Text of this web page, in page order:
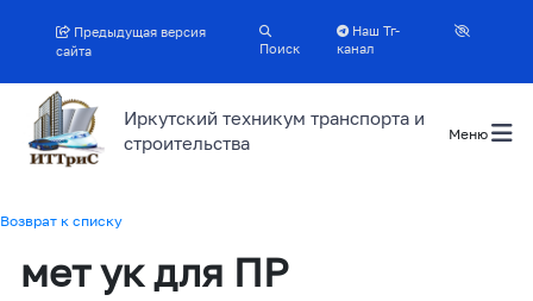
Предыдущая версия
сайта
Поиск
Наш Тг-
канал
Иркутский техникум транспорта и
строительства
Меню
Возврат к списку
мет ук для ПР